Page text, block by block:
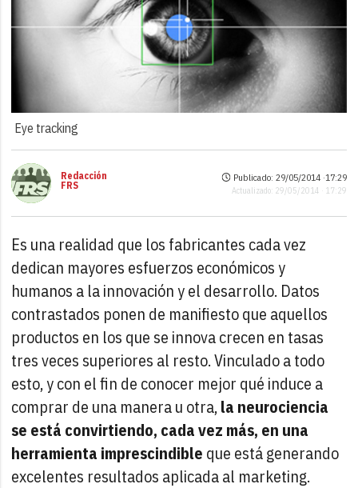
Eye tracking
Redacción
FRS
Publicado: 29/05/2014 ·17:29
Actualizado: 29/05/2014 · 17:29
Es una realidad que los fabricantes cada vez
dedican mayores esfuerzos económicos y
humanos a la innovación y el desarrollo. Datos
contrastados ponen de manifiesto que aquellos
productos en los que se innova crecen en tasas
tres veces superiores al resto. Vinculado a todo
esto, y con el fin de conocer mejor qué induce a
comprar de una manera u otra,la neurociencia
se está convirtiendo, cada vez más, en una
herramienta imprescindible que está generando
excelentes resultados aplicada al marketing.